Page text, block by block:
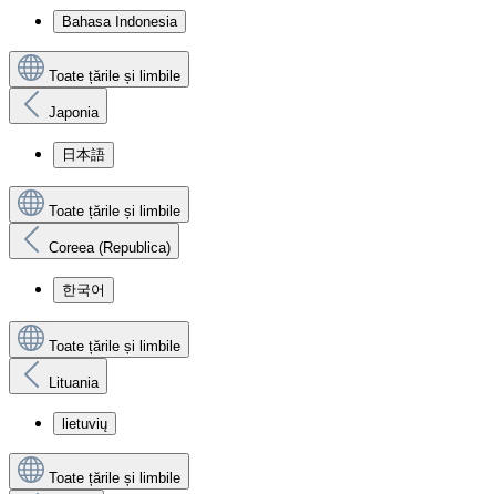
Bahasa Indonesia
Toate țările și limbile
Japonia
日本語
Toate țările și limbile
Coreea (Republica)
한국어
Toate țările și limbile
Lituania
lietuvių
Toate țările și limbile